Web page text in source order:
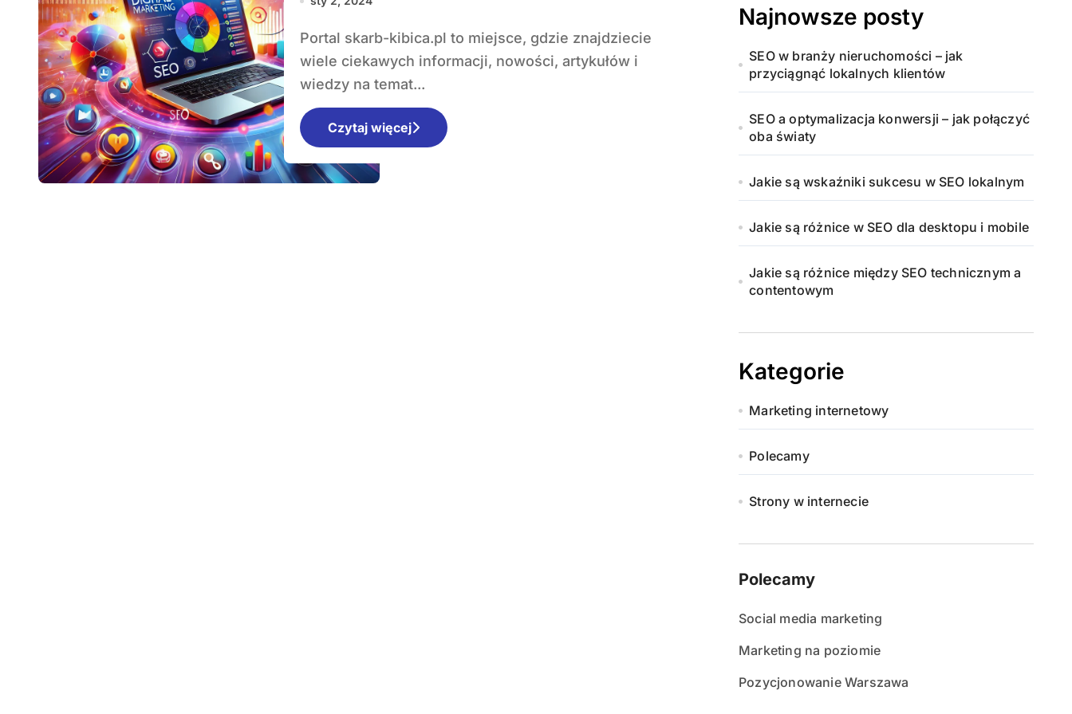
Portal skarb-kibica.pl to miejsce, gdzie znajdziecie
wiele ciekawych informacji, nowości, artykułów i
wiedzy na temat...
Czytaj więcej
Najnowsze posty
SEO w branży nieruchomości – jak
przyciągnąć lokalnych klientów
SEO a optymalizacja konwersji – jak połączyć
oba światy
Jakie są wskaźniki sukcesu w SEO lokalnym
Jakie są różnice w SEO dla desktopu i mobile
Jakie są różnice między SEO technicznym a
contentowym
Kategorie
Marketing internetowy
Polecamy
Strony w internecie
Polecamy
Social media marketing
Marketing na poziomie
Pozycjonowanie Warszawa